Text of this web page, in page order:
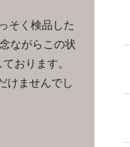
く検品した
ながらこの状
おります。
けませんでし